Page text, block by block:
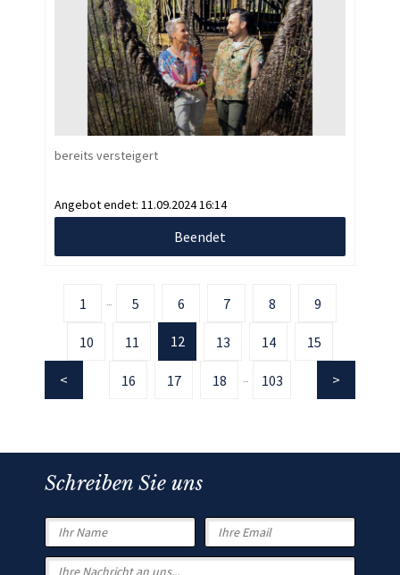
bereits versteigert
Angebot endet: 11.09.2024 16:14
Beendet
1 5 6 7 8 9
10 11 12 13 14 15
16 17 18 103
Schreiben Sie uns